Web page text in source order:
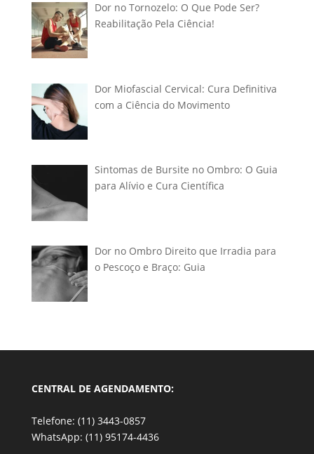
Dor no Tornozelo: O Que Pode Ser?
Reabilitação Pela Ciência!
Dor Miofascial Cervical: Cura Definitiva
com a Ciência do Movimento
Sintomas de Bursite no Ombro: O Guia
para Alívio e Cura Científica
Dor no Ombro Direito que Irradia para
o Pescoço e Braço: Guia
CENTRAL DE AGENDAMENTO:
Telefone: (11) 3443-0857
WhatsApp: (11) 95174-4436